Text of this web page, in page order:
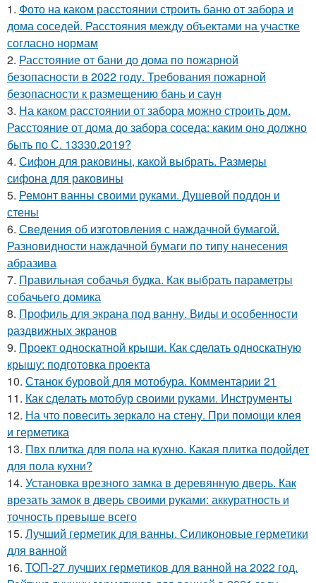
1. Фото на каком расстоянии строить баню от забора и
дома соседей. Расстояния между объектами на участке
согласно нормам
2. Расстояние от бани до дома по пожарной
безопасности в 2022 году. Требования пожарной
безопасности к размещению бань и саун
3. На каком расстоянии от забора можно строить дом.
Расстояние от дома до забора соседа: каким оно должно
быть по С. 13330.2019?
4. Сифон для раковины, какой выбрать. Размеры
сифона для раковины
5. Ремонт ванны своими руками. Душевой поддон и
стены
6. Сведения об изготовления с наждачной бумагой.
Разновидности наждачной бумаги по типу нанесения
абразива
7. Правильная собачья будка. Как выбрать параметры
собачьего домика
8. Профиль для экрана под ванну. Виды и особенности
раздвижных экранов
9. Проект односкатной крыши. Как сделать односкатную
крышу: подготовка проекта
10. Станок буровой для мотобура. Комментарии 21
11. Как сделать мотобур своими руками. Инструменты
12. На что повесить зеркало на стену. При помощи клея
и герметика
13. Пвх плитка для пола на кухню. Какая плитка подойдет
для пола кухни?
14. Установка врезного замка в деревянную дверь. Как
врезать замок в дверь своими руками: аккуратность и
точность превыше всего
15. Лучший герметик для ванны. Силиконовые герметики
для ванной
16. ТОП-27 лучших герметиков для ванной на 2022 год.